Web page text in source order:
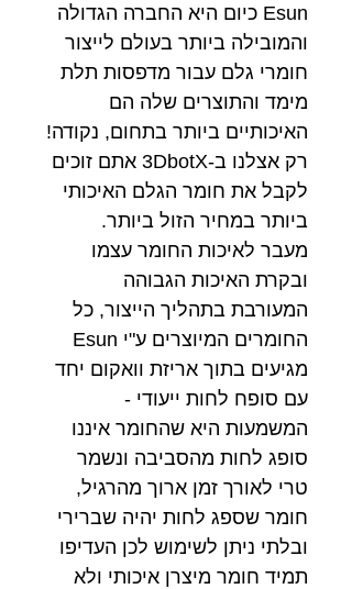
Esun כיום היא החברה הגדולה
והמובילה ביותר בעולם לייצור
חומרי גלם עבור מדפסות תלת
מימד והתוצרים שלה הם
האיכותיים ביותר בתחום, נקודה!
רק אצלנו ב-3DbotX אתם זוכים
לקבל את חומר הגלם האיכותי
ביותר במחיר הזול ביותר.
מעבר לאיכות החומר עצמו
ובקרת האיכות הגבוהה
המעורבת בתהליך הייצור, כל
החומרים המיוצרים ע"י Esun
מגיעים בתוך אריזת וואקום יחד
עם סופח לחות ייעודי -
המשמעות היא שהחומר איננו
סופג לחות מהסביבה ונשמר
טרי לאורך זמן ארוך מהרגיל,
חומר שספג לחות יהיה שברירי
ובלתי ניתן לשימוש לכן העדיפו
תמיד חומר מיצרן איכותי ולא